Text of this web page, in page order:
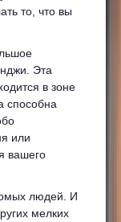
то, что вы
Эта
в зоне
способна
или
вашего
людей. И
мелких